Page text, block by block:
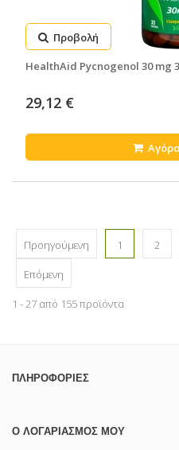
Προβολή
HealthAid Pycnogenol 30 mg
29,12 €
Προηγούμενη 1 2
Επόμενη
1 - 27 από 155 προϊόντα
ΠΛΗΡΟΦΟΡΊΕΣ
Ο ΛΟΓΑΡΙΑΣΜΌΣ ΜΟΥ